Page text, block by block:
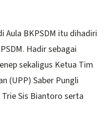
Aula BKPSDM itu dihadiri
Hadir sebagai
sekaligus Ketua Tim
(UPP) Saber Pungli
Sis Biantoro serta